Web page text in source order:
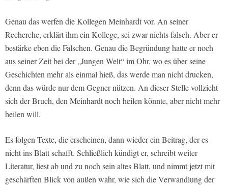
Genau das werfen die Kollegen Meinhardt vor. An seiner
Recherche, erklärt ihm ein Kollege, sei zwar nichts falsch. Aber er
bestärke eben die Falschen. Genau die Begründung hatte er noch
aus seiner Zeit bei der „Jungen Welt“ im Ohr, wo es über seine
Geschichten mehr als einmal hieß, das werde man nicht drucken,
denn das würde nur dem Gegner nützen. An dieser Stelle vollzieht
sich der Bruch, den Meinhardt noch heilen könnte, aber nicht mehr
heilen will.
Es folgen Texte, die erscheinen, dann wieder ein Beitrag, der es
nicht ins Blatt schafft. Schließlich kündigt er, schreibt weiter
Literatur, liest ab und zu noch sein altes Blatt, und nimmt jetzt mit
geschärften Blick von außen wahr, wie sich die Verwandlung der